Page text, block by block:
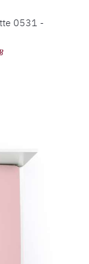
0531 -